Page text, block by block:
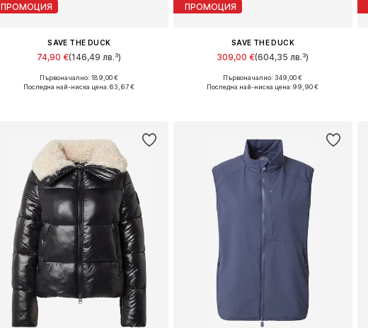
ПРОМОЦИЯ
SAVE THE DUCK
74,90 €(146,49 лв.³)
Налични размери: XXL, XXXL
Първоначално: 189,00 €
Последна най-ниска цена:63,67 €
ПРОМОЦИЯ
SAVE THE DUCK
309,00 €(604,35 лв.³)
Налични размери: XL, XXL
Първоначално: 349,00 €
Последна най-ниска цена:99,90 €